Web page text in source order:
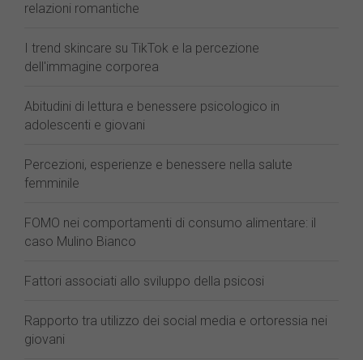
relazioni romantiche
I trend skincare su TikTok e la percezione
dell'immagine corporea
Abitudini di lettura e benessere psicologico in
adolescenti e giovani
Percezioni, esperienze e benessere nella salute
femminile
FOMO nei comportamenti di consumo alimentare: il
caso Mulino Bianco
Fattori associati allo sviluppo della psicosi
Rapporto tra utilizzo dei social media e ortoressia nei
giovani